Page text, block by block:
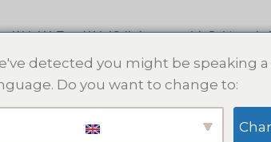
dėklaiAirTag dėklaiOdinės apyrankėsRaktų
Pradžia Raktų
Hugo raktų
detected you might be speaking
Do you want to change to: